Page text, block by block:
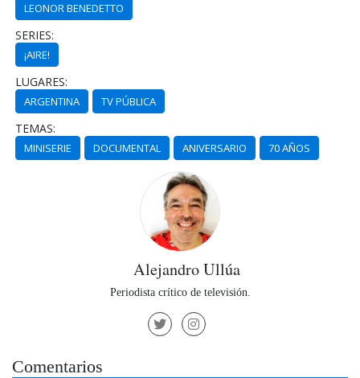
LEONOR BENEDETTO
SERIES:
¡AIRE!
LUGARES:
ARGENTINA TV PÚBLICA
TEMAS:
MINISERIE DOCUMENTAL ANIVERSARIO 70 AÑOS
Alejandro Ullúa
Periodista crítico de televisión.
Comentarios